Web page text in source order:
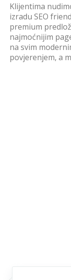
Klijentima
izradu SEO
premium
najmoćnijim
na svim
povjerenjem, a